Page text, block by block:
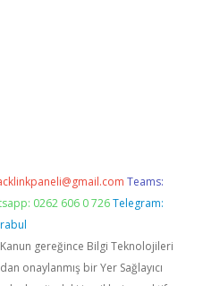
Teams:
0262 606 0 726 Telegram:
Kanun gereğince Bilgi Teknolojileri
onaylanmış bir Yer Sağlayıcı